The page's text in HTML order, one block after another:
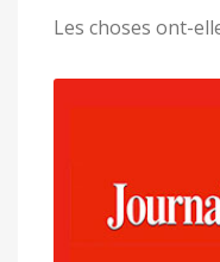
Les choses ont-